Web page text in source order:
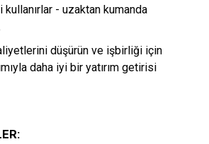
- uzaktan kumanda
düşürün ve işbirliği için
daha iyi bir yatırım getirisi